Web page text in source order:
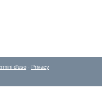
d'uso- Privacy